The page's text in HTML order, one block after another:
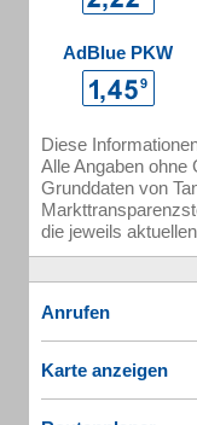
AdBlue PKW
Diese
Alle Angaben ohne
Grunddaten von
die jeweils
Anrufen
Karte anzeigen